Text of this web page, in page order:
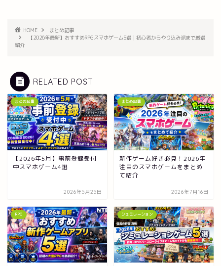
HOME
まとめ記事
【2026年最新】おすすめRPGスマホゲーム5選｜初心者からやり込み派まで厳選
紹介
RELATED POST
まとめ記事
【2026年5月】事前登録受付
中スマホゲーム4選
2026年5月25日
まとめ記事
新作ゲーム好き必見！2026年
注目のスマホゲームをまとめ
て紹介
2026年7月16日
RPG シュミレーション